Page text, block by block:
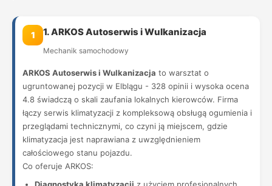
1 1. ARKOS Autoserwis i Wulkanizacja
Mechanik samochodowy
ARKOS Autoserwis i Wulkanizacja to warsztat o
ugruntowanej pozycji w Elblągu - 328 opinii i wysoka ocena
4.8 świadczą o skali zaufania lokalnych kierowców. Firma
łączy serwis klimatyzacji z kompleksową obsługą ogumienia i
przeglądami technicznymi, co czyni ją miejscem, gdzie
klimatyzacja jest naprawiana z uwzględnieniem
całościowego stanu pojazdu.
Co oferuje ARKOS: